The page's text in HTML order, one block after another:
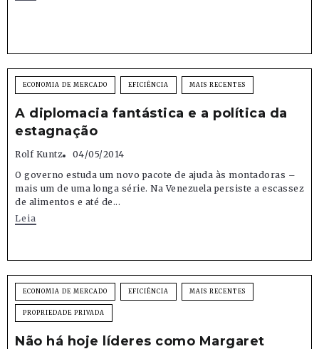
ECONOMIA DE MERCADO EFICIÊNCIA MAIS RECENTES
A diplomacia fantástica e a política da
estagnação
Rolf Kuntz
04/05/2014
O governo estuda um novo pacote de ajuda às montadoras –
mais um de uma longa série. Na Venezuela persiste a escassez
de alimentos e até de...
Leia
ECONOMIA DE MERCADO EFICIÊNCIA MAIS RECENTES
PROPRIEDADE PRIVADA
Não há hoje líderes como Margaret